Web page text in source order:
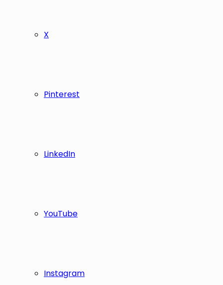
X
Pinterest
LinkedIn
YouTube
Instagram